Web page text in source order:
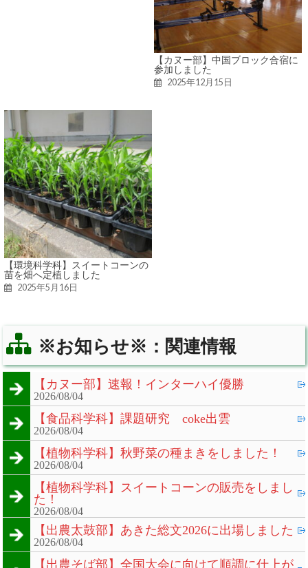
【カヌー部】中国ブロック合宿に
参加しました
2025年12月15日
【環境科学科】スイートコーンの
苗を畑へ定植しました
2025年5月16日
※お知らせ※：関連情報
【カヌー部】速報！インターハイ優勝
2026/08/04
【食品科学科】課題研究 coke出雲
2026/08/04
【植物科学科】秋野菜の種まきをしました！
2026/08/04
【植物科学科】スイートコーンの販売をしまし
た！
2026/08/04
【出農太鼓部】あきた総文2026に出場しました
2026/08/04
【出農そば部】全国大会に向けて順調に仕上が